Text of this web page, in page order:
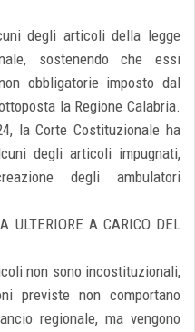
degli articoli della legge
sostenendo che essi
obbligatorie imposto dal
la Regione Calabria.
la Corte Costituzionale ha
degli articoli impugnati,
degli ambulatori
ULTERIORE A CARICO DEL
non sono incostituzionali,
previste non comportano
regionale, ma vengono